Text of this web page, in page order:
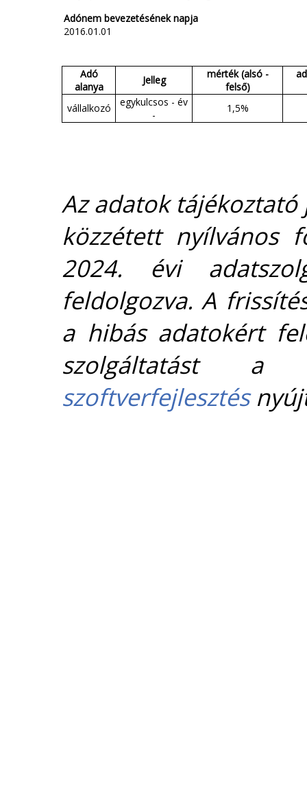
Adónem bevezetésének napja
2016.01.01
Adó
alanya
Jelleg
mérték (alsó -
felső)
vállalkozó
egykulcsos - év
-
1,5%
Az adatok
közzétett nyílvános
2024. évi
feldolgozva. A
a hibás adatokért
szolgáltatást
szoftverfejlesztés